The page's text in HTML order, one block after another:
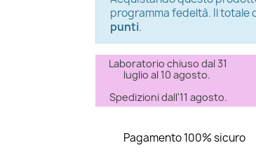
programma fedeltà. Il totale
punti.
Laboratorio chiuso dal 31
luglio al 10 agosto.
Spedizioni dall'11 agosto.
Pagamento 100% sicuro